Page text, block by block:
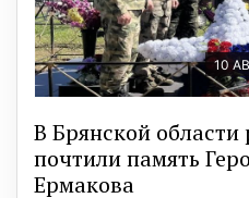
10
В Брянской
почтили память
Ермакова